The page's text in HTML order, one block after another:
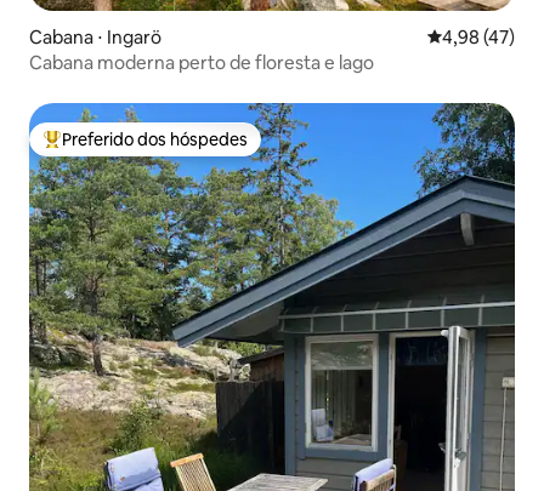
Cabana ⋅ Ingarö 4,98 de uma
4,98 (47)
Cabana moderna perto de floresta e lago
Entre os melhores preferidos dos hóspedes
Preferido dos hóspedes